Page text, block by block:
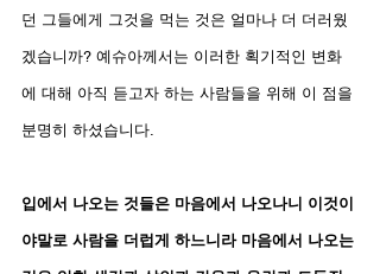
던 그들에게 그것을 먹는 것은 얼마나 더 더러웠
겠습니까? 예슈아께서는 이러한 획기적인 변화
에 대해 아직 듣고자 하는 사람들을 위해 이 점을
분명히 하셨습니다.
입에서 나오는 것들은 마음에서 나오나니 이것이
야말로 사람을 더럽게 하느니라 마음에서 나오는